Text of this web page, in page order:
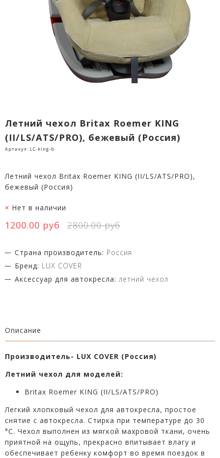
Летний чехол Britax Roemer KING
(II/LS/ATS/PRO), бежевый (Россия)
Артикул: LC-king-b
Летний чехол Britax Roemer KING (II/LS/ATS/PRO),
бежевый (Россия)
Нет в наличии
1200.00 руб 2800.00 руб
Страна производитель: Россия
Бренд: LUX COVER
Аксессуар для автокресла: летний чехол
Описание
Производитель- LUX COVER (Россия)
Летний чехол для моделей:
Britax Roemer KING (II/LS/ATS/PRO)
Легкий хлопковый чехол для автокресла, простое
снятие с автокресла. Стирка при температуре до 30
°C. Чехол выполнен из мягкой махровой ткани, очень
приятной на ощупь, прекрасно впитывает влагу и
обеспечивает ребенку комфорт во время поездок в